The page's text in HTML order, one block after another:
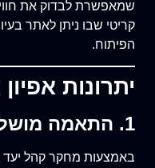
שמאפשרת לבדוק את
קריטי שבו ניתן לאתר
הפיתוח.
יתרונות
1. התאמה מושלמת לקהל היעד
באמצעות מחקר קהל יעד